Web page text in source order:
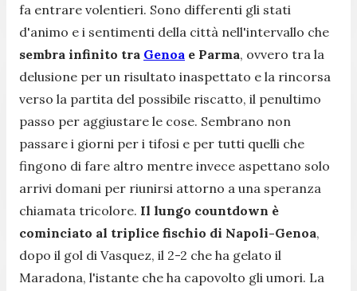
fa entrare volentieri. Sono differenti gli stati
d'animo e i sentimenti della città nell'intervallo che
sembra infinito tra Genoa e Parma, ovvero tra la
delusione per un risultato inaspettato e la rincorsa
verso la partita del possibile riscatto, il penultimo
passo per aggiustare le cose. Sembrano non
passare i giorni per i tifosi e per tutti quelli che
fingono di fare altro mentre invece aspettano solo
arrivi domani per riunirsi attorno a una speranza
chiamata tricolore. Il lungo countdown è
cominciato al triplice fischio di Napoli-Genoa,
dopo il gol di Vasquez, il 2-2 che ha gelato il
Maradona, l'istante che ha capovolto gli umori. La